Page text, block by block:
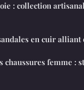
: collection
en cuir alliant
chaussures femme :